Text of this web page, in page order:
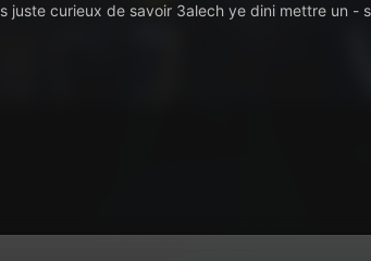
curieux de savoir 3alech ye dini mettre un -